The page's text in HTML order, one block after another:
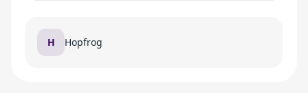
H Hopfrog